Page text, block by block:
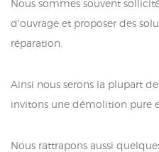
Nous sommes souvent
d'ouvrage et proposer des
réparation.
Ainsi nous serons la plupart
invitons une démolition pure
Nous rattrapons aussi